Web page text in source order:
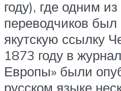
году), где одним
переводчиков
якутскую ссылку
1873 году в
Европы» были
русском языке